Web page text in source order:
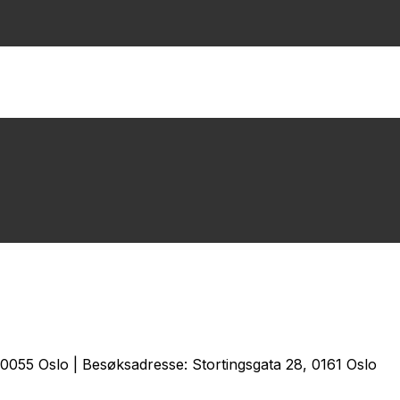
Oslo | Besøksadresse: Stortingsgata 28, 0161 Oslo